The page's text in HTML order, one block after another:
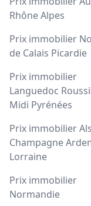
Rhône Alpes
Prix immobilier
de Calais Picardie
Prix immobilier
Languedoc
Midi Pyrénées
Prix immobilier
Champagne
Lorraine
Prix immobilier
Normandie